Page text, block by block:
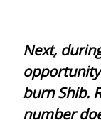
Next,
burn Shib.
number